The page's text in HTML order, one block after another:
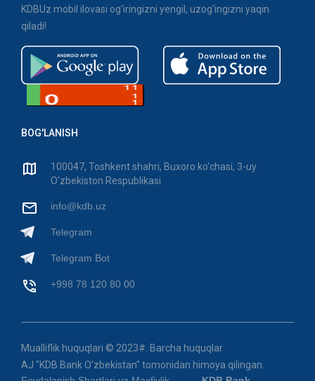
KDBUz mobil ilovasi og'iringizni yengil, uzog'ingizni yaqin
qiladi!
BOG'LANISH
100047, Toshkent shahri, Buxoro ko'chasi, 3-uy
O'zbekiston Respublikasi
info@kdb.uz
Telegram
Telegram Bot
+998 78 120 80 00
Mualliflik huquqlari © 2023#. Barcha huquqlar
AJ "KDB Bank O'zbekistan" tomonidan himoya qilingan.